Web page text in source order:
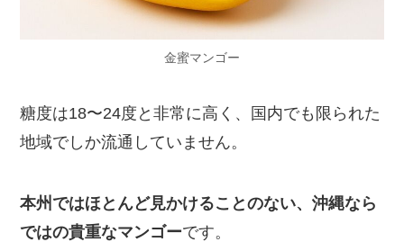
金蜜マンゴー
糖度は18〜24度と非常に高く、国内でも限られた
地域でしか流通していません。
本州ではほとんど見かけることのない、沖縄なら
ではの貴重なマンゴーです。